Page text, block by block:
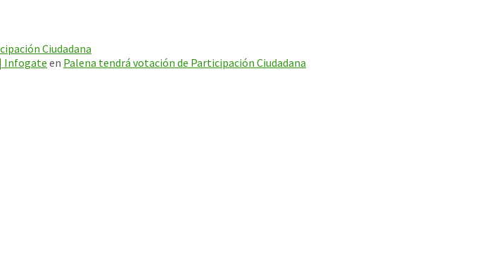
Ciudadana
Infogate en Palena tendrá votación de Participación Ciudadana